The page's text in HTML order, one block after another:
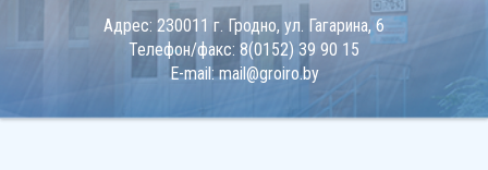
Адрес: 230011 г. Гродно, ул. Гагарина, 6
Телефон/факс: 8(0152) 39 90 15
E-mail:mail@groiro.by